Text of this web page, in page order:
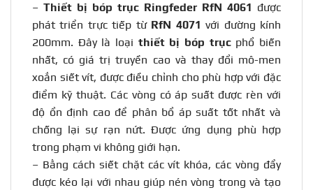
– Thiết bị bóp trục Ringfeder RfN 4061 được
phát triển trực tiếp từ RfN 4071 với đường kính
200mm. Đây là loại thiết bị bóp trụcphổ biến
nhất, có giá trị truyền cao và thay đổi mô-men
xoắn siết vít, được điều chỉnh cho phù hợp với đặc
điểm kỹ thuật. Các vòng có áp suất được rèn với
độ ổn định cao để phân bổ áp suất tốt nhất và
chống lại sự rạn nứt. Được ứng dụng phù hợp
trong phạm vi không giới hạn.
– Bằng cách siết chặt các vít khóa, các vòng đẩy
được kéo lại với nhau giúp nén vòng trong và tạo